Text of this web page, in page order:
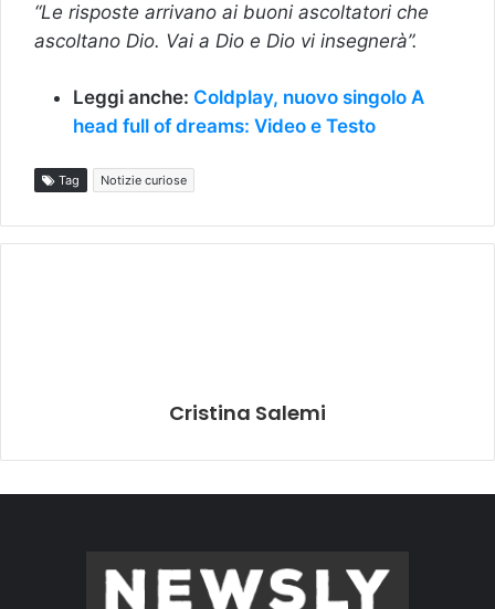
“Le risposte arrivano ai buoni ascoltatori che
ascoltano Dio. Vai a Dio e Dio vi insegnerà”.
Leggi anche: Coldplay, nuovo singolo A
head full of dreams: Video e Testo
Tag Notizie curiose
Cristina Salemi